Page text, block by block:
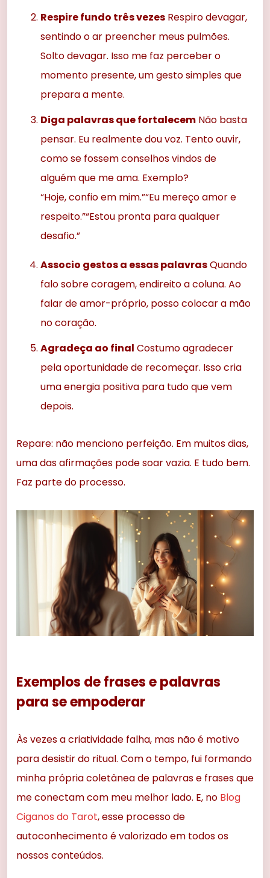
Respire fundo três vezes Respiro devagar,
sentindo o ar preencher meus pulmões.
Solto devagar. Isso me faz perceber o
momento presente, um gesto simples que
prepara a mente.
Diga palavras que fortalecem Não basta
pensar. Eu realmente dou voz. Tento ouvir,
como se fossem conselhos vindos de
alguém que me ama. Exemplo?
“Hoje, confio em mim.”“Eu mereço amor e
respeito.”“Estou pronta para qualquer
desafio.”
Associo gestos a essas palavrasQuando
falo sobre coragem, endireito a coluna. Ao
falar de amor-próprio, posso colocar a mão
no coração.
Agradeça ao final Costumo agradecer
pela oportunidade de recomeçar. Isso cria
uma energia positiva para tudo que vem
depois.
Repare: não menciono perfeição. Em muitos dias,
uma das afirmações pode soar vazia. E tudo bem.
Faz parte do processo.
Exemplos de frases e palavras
para se empoderar
Às vezes a criatividade falha, mas não é motivo
para desistir do ritual. Com o tempo, fui formando
minha própria coletânea de palavras e frases que
me conectam com meu melhor lado. E, no Blog
Ciganos do Tarot, esse processo de
autoconhecimento é valorizado em todos os
nossos conteúdos.